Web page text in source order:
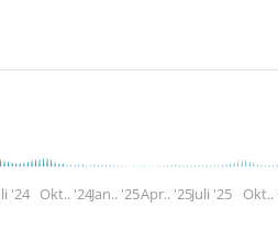
'24 Okt.. '24Jan.. '25Apr.. '25Juli '25 Okt..